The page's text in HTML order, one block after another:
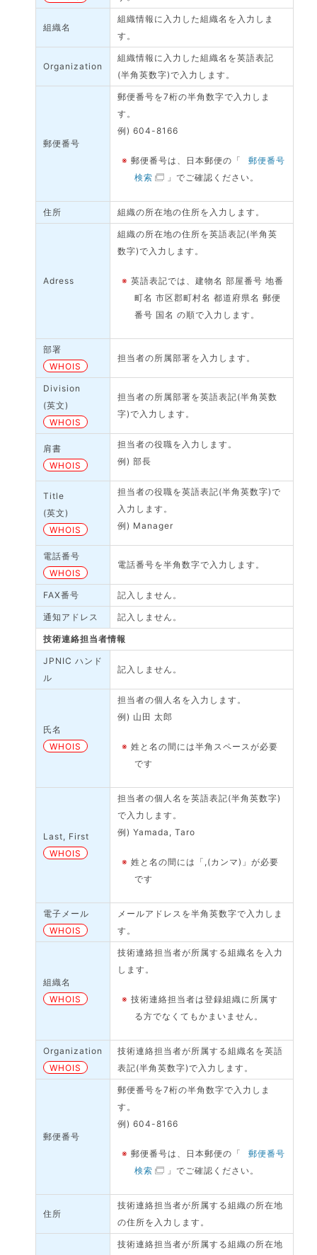
組織名
組織情報に入力した組織名を入力しま
す。
Organization
組織情報に入力した組織名を英語表記
(半角英数字)で入力します。
郵便番号
郵便番号を7桁の半角数字で入力しま
す。
例) 604-8166
※郵便番号は、日本郵便の「
郵便番号
検索
」でご確認ください。
住所 組織の所在地の住所を入力します。
Adress
組織の所在地の住所を英語表記(半角英
数字)で入力します。
※英語表記では、建物名 部屋番号 地番
町名 市区郡町村名 都道府県名 郵便
番号 国名 の順で入力します。
部署
WHOIS
担当者の所属部署を入力します。
Division
(英文)
WHOIS
担当者の所属部署を英語表記(半角英数
字)で入力します。
肩書
WHOIS
担当者の役職を入力します。
例) 部長
Title
(英文)
WHOIS
担当者の役職を英語表記(半角英数字)で
入力します。
例) Manager
電話番号
WHOIS
電話番号を半角数字で入力します。
FAX番号 記入しません。
通知アドレス 記入しません。
技術連絡担当者情報
JPNIC ハンド
ル
記入しません。
氏名
WHOIS
担当者の個人名を入力します。
例) 山田 太郎
※姓と名の間には半角スペースが必要
です
Last, First
WHOIS
担当者の個人名を英語表記(半角英数字)
で入力します。
例) Yamada, Taro
※姓と名の間には「,(カンマ)」が必要
です
電子メール
WHOIS
メールアドレスを半角英数字で入力しま
す。
組織名
WHOIS
技術連絡担当者が所属する組織名を入力
します。
※技術連絡担当者は登録組織に所属す
る方でなくてもかまいません。
Organization
WHOIS
技術連絡担当者が所属する組織名を英語
表記(半角英数字)で入力します。
郵便番号
郵便番号を7桁の半角数字で入力しま
す。
例) 604-8166
※郵便番号は、日本郵便の「
郵便番号
検索
」でご確認ください。
住所
技術連絡担当者が所属する組織の所在地
の住所を入力します。
技術連絡担当者が所属する組織の所在地